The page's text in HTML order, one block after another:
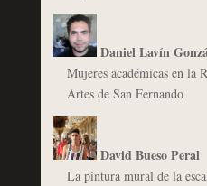
Daniel Lavín
Mujeres académicas en la
Artes de San Fernando
David Bueso Peral
La pintura mural de la